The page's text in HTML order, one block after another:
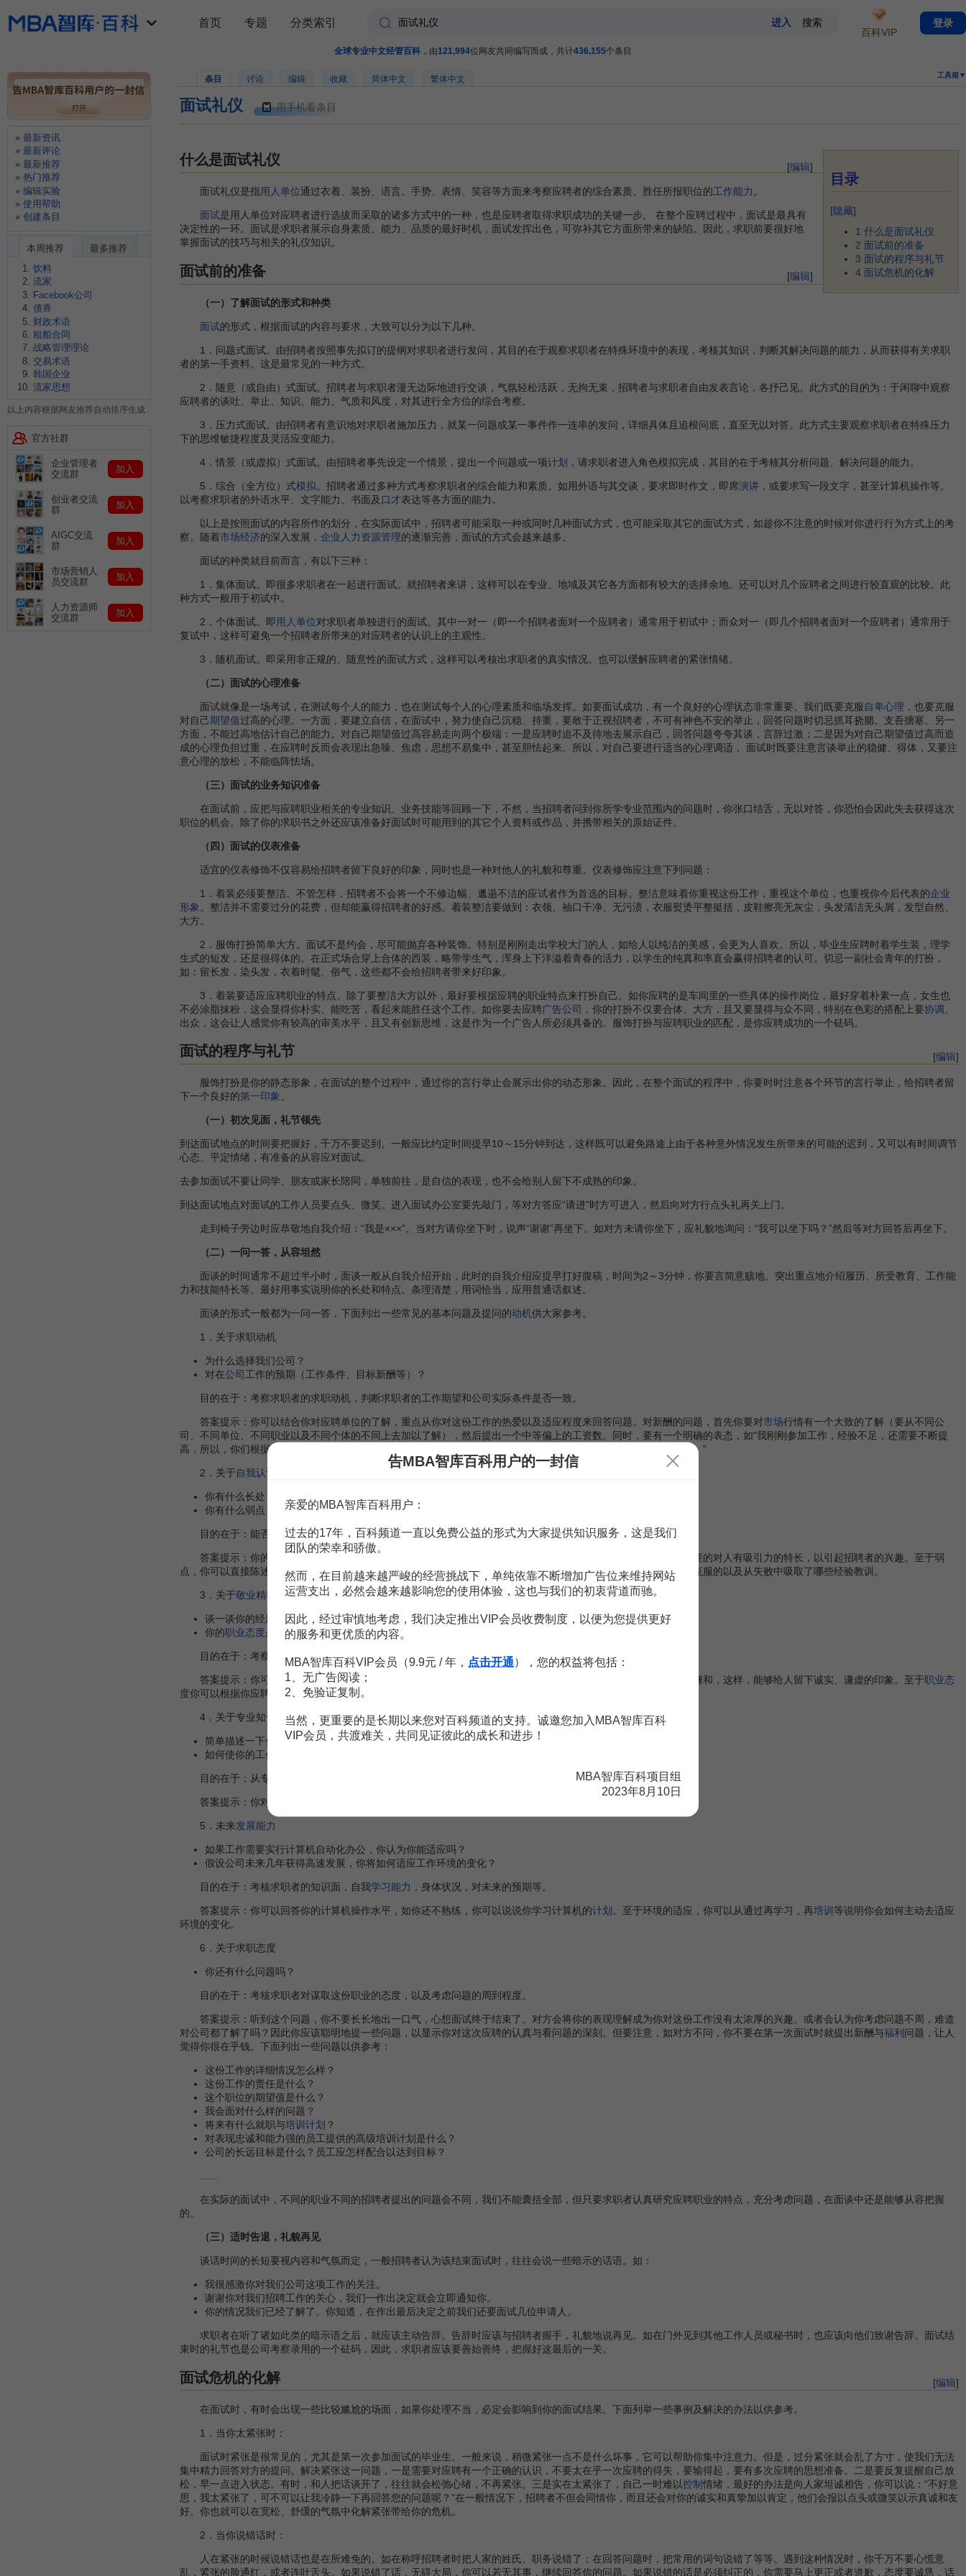
全球专业中文经管百科 ，由121,994位网友共同编写而成，共计436,155个条目
条目 讨论 编辑 收藏 简体中文 繁体中文 工具箱▼
面试礼仪 用手机看条目
目录
[隐藏]
1 什么是面试礼仪
2 面试前的准备
3 面试的程序与礼节
4 面试危机的化解
[编辑]
什么是面试礼仪
面试礼仪是指用人单位通过衣着、装扮、语言、手势、表情、笑容等方面来考察应聘者的综合素质、胜任所报职位的工作能力。
面试是用人单位对应聘者进行选拔而采取的诸多方式中的一种，也是应聘者取得求职成功的关键一步。 在整个应聘过程中，面试是最具有
决定性的一环。面试是求职者展示自身素质、能力、品质的最好时机，面试发挥出色，可弥补其它方面所带来的缺陷。因此，求职前要很好地
掌握面试的技巧与相关的礼仪知识。
[编辑]
面试前的准备
（一）了解面试的形式和种类
面试的形式，根据面试的内容与要求，大致可以分为以下几种。
1．问题式面试。由招聘者按照事先拟订的提纲对求职者进行发问，其目的在于观察求职者在特殊环境中的表现，考核其知识，判断其解决问题的能力，从而获得有关求职
者的第一手资料。这是最常见的一种方式。
2．随意（或自由）式面试。招聘者与求职者漫无边际地进行交谈，气氛轻松活跃，无拘无束，招聘者与求职者自由发表言论，各抒己见。此方式的目的为：于闲聊中观察
应聘者的谈吐、举止、知识、能力、气质和风度，对其进行全方位的综合考察。
3．压力式面试。由招聘者有意识地对求职者施加压力，就某一问题或某一事件作一连串的发问，详细具体且追根问底，直至无以对答。此方式主要观察求职者在特殊压力
下的思维敏捷程度及灵活应变能力。
4．情景（或虚拟）式面试。由招聘者事先设定一个情景，提出一个问题或一项计划 ，请求职者进入角色模拟完成，其目的在于考核其分析问题、解决问题的能力。
5．综合（全方位）式模拟。招聘者通过多种方式考察求职者的综合能力和素质。如用外语与其交谈，要求即时作文，即席演讲 ，或要求写一段文字，甚至计算机操作等。
以考察求职者的外语水平、文字能力、书面及 口才表达等各方面的能力。
以上是按照面试的内容所作的划分，在实际面试中，招聘者可能采取一种或同时几种面试方式，也可能采取其它的面试方式，如趁你不注意的时候对你进行行为方式上的考
察。随着市场经济的深入发展， 企业 人力资源管理的逐渐完善，面试的方式会越来越多。
面试的种类就目前而言，有以下三种：
1．集体面试。即很多求职者在一起进行面试。就招聘者来讲，这样可以在专业、地域及其它各方面都有较大的选择余地。还可以对几个应聘者之间进行较直观的比较。此
种方式一般用于初试中。
2．个体面试。即 用人单位对求职者单独进行的面试。其中一对一（即一个招聘者面对一个应聘者）通常用于初试中；而众对一（即几个招聘者面对一个应聘者）通常用于
复试中，这样可避免一个招聘者所带来的对应聘者的认识上的主观性。
3．随机面试。即采用非正规的、随意性的面试方式，这样可以考核出求职者的真实情况。也可以缓解应聘者的紧张情绪。
（二）面试的心理准备
面试就像是一场考试，在测试每个人的能力，也在测试每个人的心理素质和临场发挥。如要面试成功，有一个良好的心理状态非常重要。我们既要克服自卑心理 ，也要克服
对自己期望值过高的心理。一方面，要建立自信，在面试中，努力使自己沉稳、持重，要敢于正视招聘者，不可有神色不安的举止，回答问题时切忌抓耳挠腮、支吾搪塞。另一
方面，不能过高地估计自己的能力。对自己期望值过高容易走向两个极端：一是应聘时迫不及待地去展示自己，回答问题夸夸其谈，言辞过激；二是因为对自己期望值过高而造
成的心理负担过重，在应聘时反而会表现出急噪、焦虑，思想不易集中，甚至胆怯起来。所以，对自己要进行适当的心理调适， 面试时既要注意言谈举止的稳健、得体，又要注
意心理的放松，不能临阵怯场。
（三）面试的业务知识准备
在面试前，应把与应聘职业相关的专业知识、业务技能等回顾一下，不然，当招聘者问到你所学专业范围内的问题时，你张口结舌，无以对答，你恐怕会因此失去获得这次
职位的机会。除了你的求职书之外还应该准备好面试时可能用到的其它个人资料或作品，并携带相关的原始证件。
（四）面试的仪表准备
适宜的仪表修饰不仅容易给招聘者留下良好的印象，同时也是一种对他人的礼貌和尊重。仪表修饰应注意下列问题：
1．着装必须要整洁。不管怎样，招聘者不会将一个不修边幅、邋遢不洁的应试者作为首选的目标。整洁意味着你重视这份工作，重视这个单位，也重视你今后代表的企业
形象 。整洁并不需要过分的花费，但却能赢得招聘者的好感。着装整洁要做到：衣领、袖口干净、无污渍，衣服熨烫平整挺括，皮鞋擦亮无灰尘，头发清洁无头屑，发型自然、
大方。
2．服饰打扮简单大方。面试不是约会，尽可能抛弃各种装饰。特别是刚刚走出学校大门的人，如给人以纯洁的美感，会更为人喜欢。所以，毕业生应聘时着学生装，理学
生式的短发，还是很得体的。在正式场合穿上合体的西装，略带学生气，浑身上下洋溢着青春的活力，以学生的纯真和率直会赢得招聘者的认可。切忌一副社会青年的打扮，
如：留长发，染头发，衣着时髦、俗气，这些都不会给招聘者带来好印象。
3．着装要适应应聘职业的特点。除了要整洁大方以外，最好要根据应聘的职业特点来打扮自己。如你应聘的是车间里的一些具体的操作岗位，最好穿着朴素一点，女生也
不必涂脂抹粉，这会显得你朴实、能吃苦，看起来能胜任这个工作。如你要去应聘广告公司 ，你的打扮不仅要合体、大方，且又要显得与众不同，特别在色彩的搭配上要协调
出众，这会让人感觉你有较高的审美水平，且又有创新思维，这是作为一个广告人所必须具备的。服饰打扮与应聘职业的匹配，是你应聘成功的一个砝码。
[编辑]
面试的程序与礼节
服饰打扮是你的静态形象，在面试的整个过程中，通过你的言行举止会展示出你的动态形象。因此，在整个面试的程序中，你要时时注意各个环节的言行举止，给招聘者留
下一个良好的第一印象。
（一）初次见面，礼节领先
到达面试地点的时间要把握好，千万不要迟到。一般应比约定时间提早10～15分钟到达，这样既可以避免路途上由于各种意外情况发生所带来的可能的迟到，又可以有时间调节
心态、平定情绪，有准备的从容应对面试。
去参加面试不要让同学、朋友或家长陪同，单独前往，是自信的表现，也不会给别人留下不成熟的印象。
到达面试地点对面试的工作人员要点头、微笑。进入面试办公室要先敲门，等对方答应“请进”时方可进入，然后向对方行点头礼再关上门。
走到椅子旁边时应恭敬地自我介绍：“我是×××”。当对方请你坐下时，说声“谢谢”再坐下。如对方未请你坐下，应礼貌地询问：“我可以坐下吗？”然后等对方回答后再坐下。
（二）一问一答，从容坦然
面谈的时间通常不超过半小时，面谈一般从自我介绍开始，此时的自我介绍应提早打好腹稿，时间为2～3分钟，你要言简意赅地、突出重点地介绍履历、所受教育、工作能
力和技能特长等。最好用事实说明你的长处和特点。条理清楚，用词恰当，应用普通话叙述。
面谈的形式一般都为一问一答，下面列出一些常见的基本问题及提问的动机供大家参考。
1．关于求职动机
为什么选择我们公司？
对在公司工作的预期（工作条件、目标新酬等）？
目的在于：考察求职者的求职动机，判断求职者的工作期望和公司实际条件是否一致。
答案提示：你可以结合你对应聘单位的了解，重点从你对这份工作的热爱以及适应程度来回答问题。对新酬的问题，首先你要对市场行情有一个大致的了解（要从不同公
司、不同单位、不同职业以及不同个体的不同上去加以了解），然后提出一个中等偏上的工资数。同时，要有一个明确的表态，如“我刚刚参加工作，经验不足，还需要不断提
高，所以，你们根据我的情况给新酬，我可以接受，我相信随着我的
的提高，公司会给我一个相应的报酬的。”
2．关于自我认识
你有什么长处？
你有什么弱点？
目的在于：能否客观地进行自我了解和自我解剖。
答案提示：你的长处？你可以尽量地谈自己的优势，但要注意不能面面俱到，要在有限的时间里，抓住自己最主要的对人有吸引力的特长，以引起招聘者的兴趣。至于弱
点，你可以直接陈述自己的弱点，但要适可而止，问题说到即可，不加任何渲染。同时，必须说明自己对弱点是如何克服的以及从失败中吸取了哪些经验教训。
3．关于敬业精神
谈一谈你的经历中最值得自豪的事件，你是如何获得成功的？
你的职业态度是什么？
目的在于：考察以往的业绩、职业态度、责任感、进取精神、开拓精神等。
答案提示：你可以如实地说出你曾经成功的事例和经验，但是一定要说明，这些是不值得骄傲的，说话时语调应谦和，这样，能够给人留下诚实、谦虚的印象。至于职业态
度你可以根据你应聘的职业具体来叙说。
4．关于专业知识、特长经验
简单描述一下你的受教育经历（包括学校教育和工作中的培训）。
如何使你的工作对公司更有价值？
目的在于：从专业的角度了解求职者特长及知识的深度与广度，是否具备岗位所需的专业知识和专业技能。
答案提示：你对
5．未来发展能力
如果工作需要实行计算机自动化办公，你认为你能适应吗？
假设公司未来几年获得高速发展，你将如何适应工作环境的变化？
目的在于：考核求职者的知识面，自我学习能力 ，身体状况，对未来的预期等。
答案提示：你可以回答你的计算机操作水平，如你还不熟练，你可以说说你学习计算机的计划 。至于环境的适应，你可以从通过再学习，再培训 等说明你会如何主动去适应
环境的变化。
6．关于求职态度
你还有什么问题吗？
目的在于：考核求职者对谋取这份职业的态度，以及考虑问题的周到程度。
答案提示：听到这个问题，你不要长长地出一口气，心想面试终于结束了。对方会将你的表现理解成为你对这份工作没有太浓厚的兴趣。或者会认为你考虑问题不周，难道
对公司都了解了吗？因此你应该聪明地提一些问题，以显示你对这次应聘的认真与看问题的深刻。但要注意，如对方不问，你不要在第一次面试时就提出新酬与福利 问题，让人
觉得你很在乎钱。下面列出一些问题以供参考：
这份工作的详细情况怎么样？
这份工作的责任是什么？
这个职位的期望值是什么？
我会面对什么样的问题？
将来有什么就职与培训计划 ？
对表现忠诚和能力强的员工提供的高级培训计划是什么？
公司的长远目标是什么？员工应怎样配合以达到目标？
……
在实际的面试中，不同的职业不同的招聘者提出的问题会不同，我们不能囊括全部，但只要求职者认真研究应聘职业的特点，充分考虑问题，在面谈中还是能够从容把握
的。
（三）适时告退，礼貌再见
谈话时间的长短要视内容和气氛而定，一般招聘者认为该结束面试时，往往会说一些暗示的话语。如：
我很感激你对我们公司这项工作的关注。
谢谢你对我们招聘工作的关心，我们一作出决定就会立即通知你。
你的情况我们已经了解了。你知道，在作出最后决定之前我们还要面试几位申请人。
求职者在听了诸如此类的暗示语之后，就应该主动告辞。告辞时应该与招聘者握手，礼貌地说再见。如在门外见到其他工作人员或秘书时，也应该向他们致谢告辞。面试结
束时的礼节也是公司考察录用的一个砝码，因此，求职者应该要善始善终，把握好这最后的一关。
[编辑]
面试危机的化解
在面试时，有时会出现一些比较尴尬的场面，如果你处理不当，必定会影响到你的面试结果。下面列举一些事例及解决的办法以供参考。
1．当你太紧张时：
面试时紧张是很常见的，尤其是第一次参加面试的毕业生。一般来说，稍微紧张一点不是什么坏事，它可以帮助你集中注意力。但是，过分紧张就会乱了方寸，使我们无法
集中精力回答对方的提问。解决紧张这一问题，一是需要对应聘有一个正确的认识，不要太在乎一次应聘的得失，要输得起，要有多次应聘的思想准备。二是要反复提醒自己放
松，早一点进入状态。有时，和人把话谈开了，往往就会松弛心绪，不再紧张。三是实在太紧张了，自己一时难以控制 情绪，最好的办法是向人家坦诚相告，你可以说：“不好意
思，我太紧张了，可不可以让我冷静一下再回答您的问题呢？”在一般情况下，招聘者不但会同情你，而且还会对你的诚实和真挚加以肯定，他们会报以点头或微笑以示真诚和友
好。你也就可以在宽松、舒缓的气氛中化解紧张带给你的危机。
2．当你说错话时：
人在紧张的时候说错话也是在所难免的。如在称呼招聘者时把人家的姓氏、职务说错了；在回答问题时，把常用的词句说错了等等。遇到这种情况时，你千万不要心慌意
乱，紧张的脸通红，或者连吐舌头。如果说错了话，无碍大局，你可以若无其事，继续回答你的问题。如果说错的话是必须纠正的，你需要马上更正或者道歉，态度要诚恳，话
首页 专题 分类索引
百科VIP
登录
最新资讯
最新评论
最新推荐
热门推荐
编辑实验
使用帮助
创建条目
本周推荐
最多推荐
饮料
流家
Facebook公司
债券
财政术语
租船合同
战略管理理论
交易术语
韩国企业
流家思想
以上内容根据网友推荐自动排序生成
官方社群
企业管理者
交流群
加入
创业者交流
群
加入
AIGC交流
群
加入
市场营销人
员交流群
加入
人力资源师
交流群
加入
告MBA智库百科用户的一封信
亲爱的MBA智库百科用户：
过去的17年，百科频道一直以免费公益的形式为大家提供知识服务，这是我们
团队的荣幸和骄傲。
然而，在目前越来越严峻的经营挑战下，单纯依靠不断增加广告位来维持网站
运营支出，必然会越来越影响您的使用体验，这也与我们的初衷背道而驰。
因此，经过审慎地考虑，我们决定推出VIP会员收费制度，以便为您提供更好
的服务和更优质的内容。
MBA智库百科VIP会员（9.9元 / 年， 点击开通），您的权益将包括：
1、无广告阅读；
2、免验证复制。
当然，更重要的是长期以来您对百科频道的支持。诚邀您加入MBA智库百科
VIP会员，共渡难关，共同见证彼此的成长和进步！
MBA智库百科项目组
2023年8月10日